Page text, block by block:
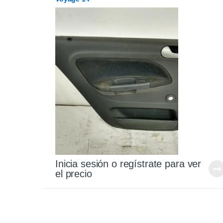
Inicia sesión o regístrate para ver
el precio